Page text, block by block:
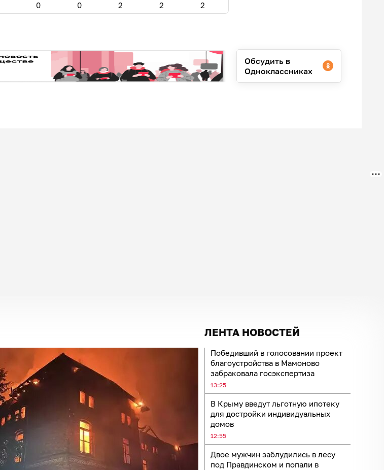
0 0 2 2 2
Обсудить в
Одноклассниках
ЛЕНТА НОВОСТЕЙ
Победивший в голосовании проект
благоустройства в Мамоново
забраковала госэкспертиза
13:25
В Крыму введут льготную ипотеку
для достройки индивидуальных
домов
12:55
Двое мужчин заблудились в лесу
под Правдинском и попали в